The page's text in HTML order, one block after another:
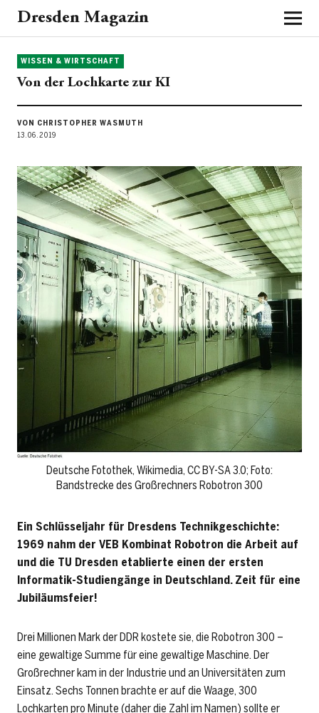
Dresden Magazin
WISSEN & WIRTSCHAFT
Von der Lochkarte zur KI
VON CHRISTOPHER WASMUTH
13.06.2019
Deutsche Fotothek‎, Wikimedia, CC BY-SA 3.0; Foto:
Bandstrecke des Großrechners Robotron 300
Ein Schlüsseljahr für Dresdens Technikgeschichte:
1969 nahm der VEB Kombinat Robotron die Arbeit auf
und die TU Dresden etablierte einen der ersten
Informatik-Studiengänge in Deutschland. Zeit für eine
Jubiläumsfeier!
Drei Millionen Mark der DDR kostete sie, die Robotron 300 –
eine gewaltige Summe für eine gewaltige Maschine. Der
Großrechner kam in der Industrie und an Universitäten zum
Einsatz. Sechs Tonnen brachte er auf die Waage, 300
Lochkarten pro Minute (daher die Zahl im Namen) sollte er